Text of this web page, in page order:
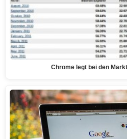
Chrome legt bei den